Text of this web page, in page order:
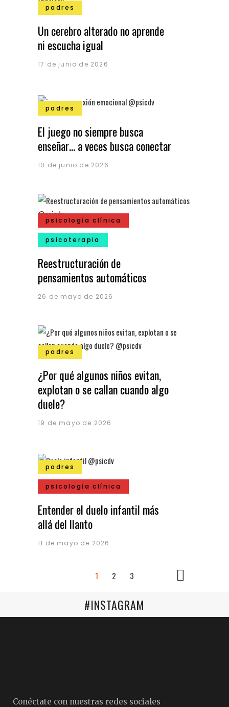
padres
Un cerebro alterado no aprende
ni escucha igual
17 de junio de 2026
padres
El juego no siempre busca
enseñar… a veces busca conectar
10 de junio de 2026
psicología clínica
psicoterapia
Reestructuración de
pensamientos automáticos
26 de mayo de 2026
padres
¿Por qué algunos niños evitan,
explotan o se callan cuando algo
duele?
19 de mayo de 2026
padres
psicología clínica
Entender el duelo infantil más
allá del llanto
11 de mayo de 2026
1 2 3
#INSTAGRAM
Conéctate con nuestras redes sociales